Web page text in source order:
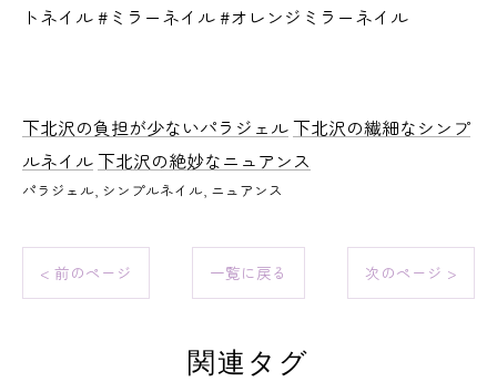
トネイル #ミラーネイル #オレンジミラーネイル
下北沢の負担が少ないパラジェル下北沢の繊細なシンプ
ルネイル下北沢の絶妙なニュアンス
パラジェル シンプルネイル ニュアンス
< 前のページ 一覧に戻る 次のページ >
関連タグ